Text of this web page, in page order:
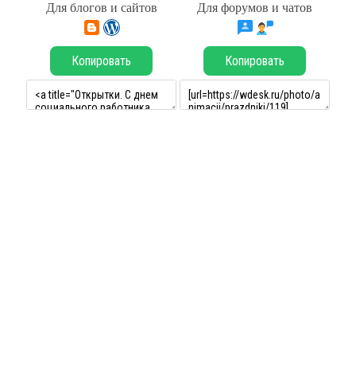
Для блогов и сайтов Для форумов и чатов
Копировать Копировать